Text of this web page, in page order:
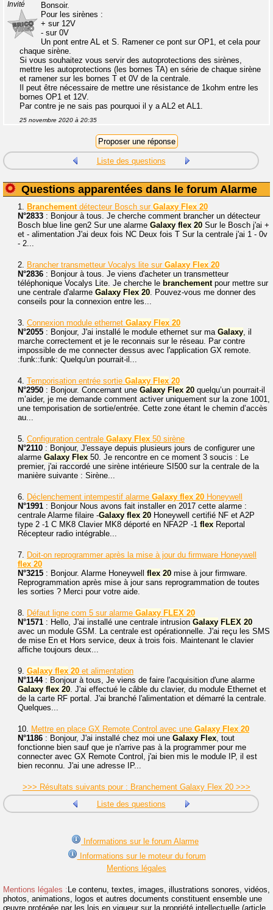
Invité
Bonsoir.
Pour les sirènes :
+ sur 12V
- sur 0V
Un pont entre AL et S. Ramener ce pont sur OP1, et cela pour
chaque sirène.
Si vous souhaitez vous servir des autoprotections des sirènes,
mettre les autoprotections (les bornes TA) en série de chaque sirène
et ramener sur les bornes T et 0V de la centrale.
Il peut être nécessaire de mettre une résistance de 1kohm entre les
bornes OP1 et 12V.
Par contre je ne sais pas pourquoi il y a AL2 et AL1.
25 novembre 2020 à 20:35
Liste des questions
Questions apparentées dans le forum Alarme
1. Branchementdétecteur Bosch sur Galaxy Flex 20
N°2833 : Bonjour à tous. Je cherche comment brancher un détecteur
Bosch blue line gen2 Sur une alarme Galaxy flex 20 Sur le Bosch j'ai +
et - alimentation J'ai deux fois NC Deux fois T Sur la centrale j'ai 1 - 0v
- 2...
2. Brancher transmetteur Vocalys lite sur Galaxy Flex 20
N°2836 : Bonjour à tous. Je viens d'acheter un transmetteur
téléphonique Vocalys Lite. Je cherche le branchementpour mettre sur
une centrale d'alarme Galaxy Flex 20. Pouvez-vous me donner des
conseils pour la connexion entre les...
3. Connexion module ethernet Galaxy Flex 20
N°2055 : Bonjour, J'ai installé le module ethernet sur ma Galaxy, il
marche correctement et je le reconnais sur le réseau. Par contre
impossible de me connecter dessus avec l'application GX remote.
:funk::funk: Quelqu'un pourrait-il...
4. Temporisation entrée sortie Galaxy Flex 20
N°2950 : Bonjour. Concernant une Galaxy Flex 20 quelqu’un pourrait-il
m’aider, je me demande comment activer uniquement sur la zone 1001,
une temporisation de sortie/entrée. Cette zone étant le chemin d’accès
au...
5. Configuration centrale Galaxy Flex 50 sirène
N°2110 : Bonjour, J'essaye depuis plusieurs jours de configurer une
alarme Galaxy Flex 50. Je rencontre en ce moment 3 soucis : Le
premier, j'ai raccordé une sirène intérieure SI500 sur la centrale de la
manière suivante : Sirène...
6. Déclenchement intempestif alarme Galaxy flex 20 Honeywell
N°1991 : Bonjour Nous avons fait installer en 2017 cette alarme :
centrale Alarme filaire -Galaxy flex 20 Honeywell certifié NF et A2P
type 2 -1 C MK8 Clavier MK8 déporté en NFA2P -1 flex Reportal
Récepteur radio intégrable...
7. Doit-on reprogrammer après la mise à jour du firmware Honeywell
flex 20
N°3215 : Bonjour. Alarme Honeywell flex 20 mise à jour firmware.
Reprogrammation après mise à jour sans reprogrammation de toutes
les sorties ? Merci pour votre aide.
8. Défaut ligne com 5 sur alarme Galaxy FLEX 20
N°1571 : Hello, J'ai installé une centrale intrusion Galaxy FLEX 20
avec un module GSM. La centrale est opérationnelle. J'ai reçu les SMS
de mise En et Hors service, deux à trois fois. Maintenant le clavier
affiche toujours deux...
9. Galaxy flex 20 et alimentation
N°1144: Bonjour à tous, Je viens de faire l'acquisition d'une alarme
Galaxy flex 20. J'ai effectué le câble du clavier, du module Ethernet et
de la carte RF portal. J'ai branché l'alimentation et démarré la centrale.
Quelques...
10. Mettre en place GX Remote Control avec une Galaxy Flex 20
N°1186 : Bonjour, J'ai installé chez moi une Galaxy Flex, tout
fonctionne bien sauf que je n'arrive pas à la programmer pour me
connecter avec GX Remote Control, j'ai bien mis le module IP, il est
bien reconnu. J'ai une adresse IP...
>>> Résultats suivants pour : Branchement Galaxy Flex 20 >>>
Liste des questions
Informations sur le forum Alarme
Informations sur le moteur du forum
Mentions légales
Mentions légales : Le contenu, textes, images, illustrations sonores, vidéos,
photos, animations, logos et autres documents constituent ensemble une
œuvre protégée par les lois en vigueur sur la propriété intellectuelle (article